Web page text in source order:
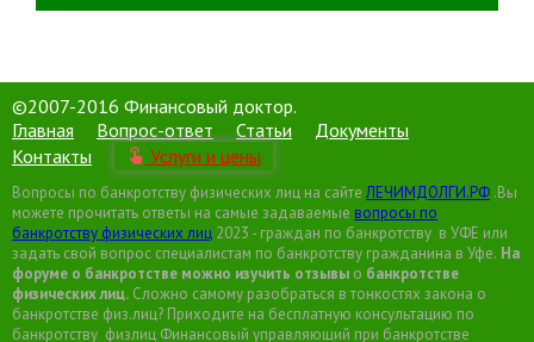
©2007-2016 Финансовый доктор.
Главная
Вопрос-ответ Статьи
Документы
Контакты
Услуги и цены
Вопросы по банкротству физических лиц на сайтеЛЕЧИМДОЛГИ.РФ .Вы
можете прочитать ответы на самые задаваемые вопросы по
банкротству физических лиц 2023 - граждан по банкротству в УФЕ или
задать свой вопрос специалистам по банкротству гражданина в Уфе. На
форуме о банкротстве можно изучить отзывы о банкротстве
физическихлиц. Сложно самому разобраться в тонкостях закона о
банкротстве физ.лиц? Приходите на бесплатную консультацию по
банкротству физлиц Финансовый управляющий при банкротстве